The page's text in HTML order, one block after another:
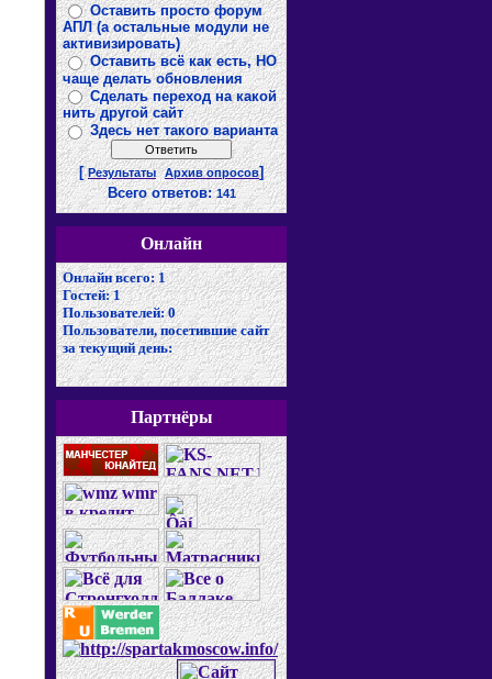
Оставить просто форум
АПЛ (а остальные модули не
активизировать)
Оставить всё как есть, НО
чаще делать обновления
Сделать переход на какой
нить другой сайт
Здесь нет такого варианта
[Результаты Архив опросов]
Всего ответов: 141
Онлайн
Онлайн всего:1
Гостей:1
Пользователей:0
Пользователи, посетившие сайт
за текущий день:
Партнёры